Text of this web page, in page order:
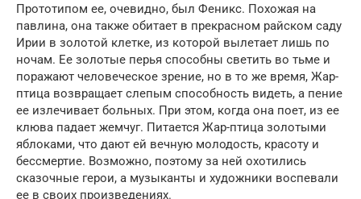
Прототипом ее, очевидно, был Феникс. Похожая на
павлина, она также обитает в прекрасном райском саду
Ирии в золотой клетке, из которой вылетает лишь по
ночам. Ее золотые перья способны светить во тьме и
поражают человеческое зрение, но в то же время, Жар-
птица возвращает слепым способность видеть, а пение
ее излечивает больных. При этом, когда она поет, из ее
клюва падает жемчуг. Питается Жар-птица золотыми
яблоками, что дают ей вечную молодость, красоту и
бессмертие. Возможно, поэтому за ней охотились
сказочные герои, а музыканты и художники воспевали
ее в своих произведениях.